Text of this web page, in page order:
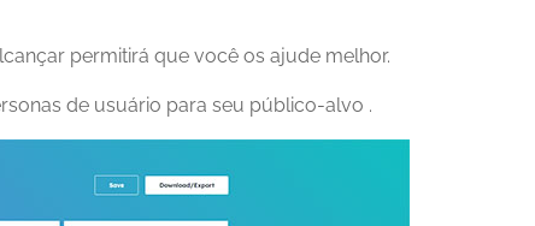
permitirá que você os ajude melhor.
de usuário para seu público-alvo .